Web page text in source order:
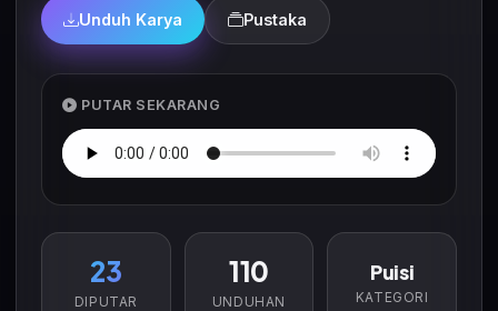
Unduh Karya Pustaka
PUTAR SEKARANG
23
DIPUTAR
110
UNDUHAN
Puisi
KATEGORI